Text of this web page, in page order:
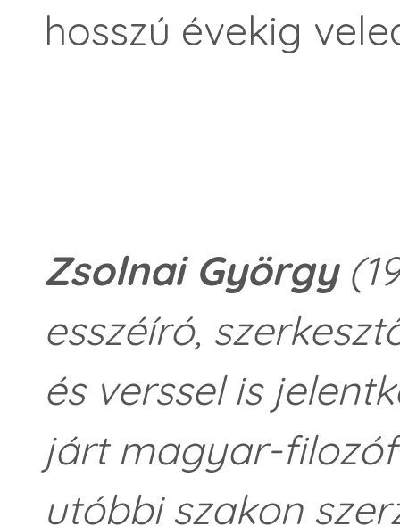
hosszú évekig
Zsolnai György
esszéíró,
és verssel is
járt magyar-
utóbbi szakon